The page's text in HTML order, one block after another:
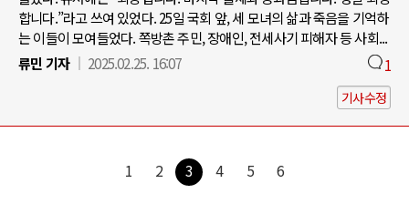
합니다.”라고 쓰여 있었다. 25일 국회 앞, 세 모녀의 삶과 죽음을 기억하
는 이들이 모여들었다. 쪽방촌 주민, 장애인, 전세사기 피해자 등 사회...
류민 기자
2025.02.25. 16:07 1
기사수정
1 2 3 4 5 6